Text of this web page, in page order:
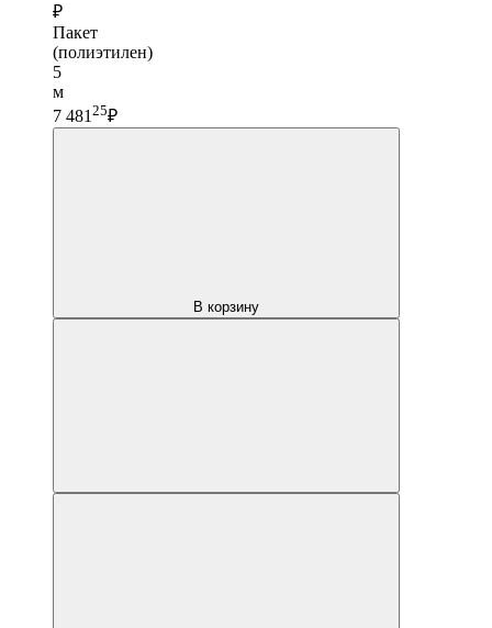
₽
Пакет
(полиэтилен)
5
м
7 481 25₽
В корзину